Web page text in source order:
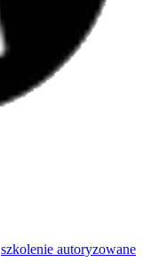
szkolenie autoryzowane